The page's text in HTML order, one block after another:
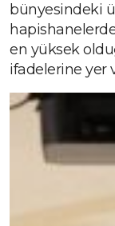
bünyesindeki
en yüksek
ifadelerine yer